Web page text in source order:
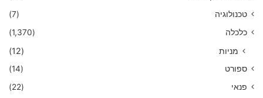
טכנולוגיה
(7)
כלכלה
(1,370)
מניות (12)
ספורט
(14)
פנאי
(22)